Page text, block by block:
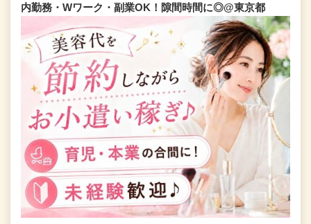
内勤務・Wワーク・副業OK！隙間時間に◎@東京都